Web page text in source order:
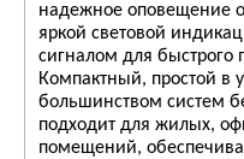
надежное оповещение
яркой световой
сигналом для
Компактный, простой в
большинством систем
подходит для жилых,
помещений,